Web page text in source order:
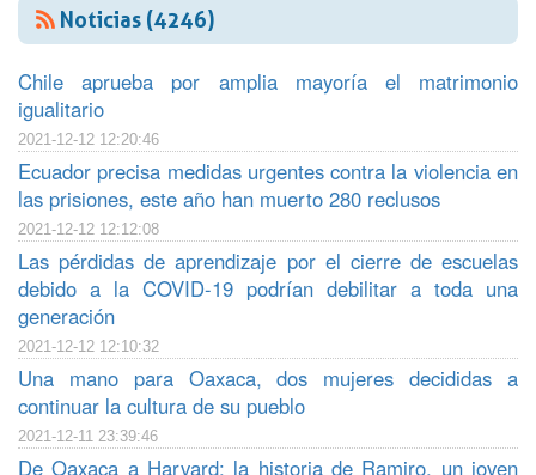
Noticias (4246)
Chile aprueba por amplia mayoría el matrimonio
igualitario
2021-12-12 12:20:46
Ecuador precisa medidas urgentes contra la violencia en
las prisiones, este año han muerto 280 reclusos
2021-12-12 12:12:08
Las pérdidas de aprendizaje por el cierre de escuelas
debido a la COVID-19 podrían debilitar a toda una
generación
2021-12-12 12:10:32
Una mano para Oaxaca, dos mujeres decididas a
continuar la cultura de su pueblo
2021-12-11 23:39:46
De Oaxaca a Harvard: la historia de Ramiro, un joven